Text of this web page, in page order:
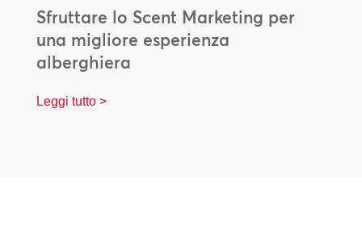
Sfruttare lo Scent Marketing per
una migliore esperienza
alberghiera
Leggi tutto >